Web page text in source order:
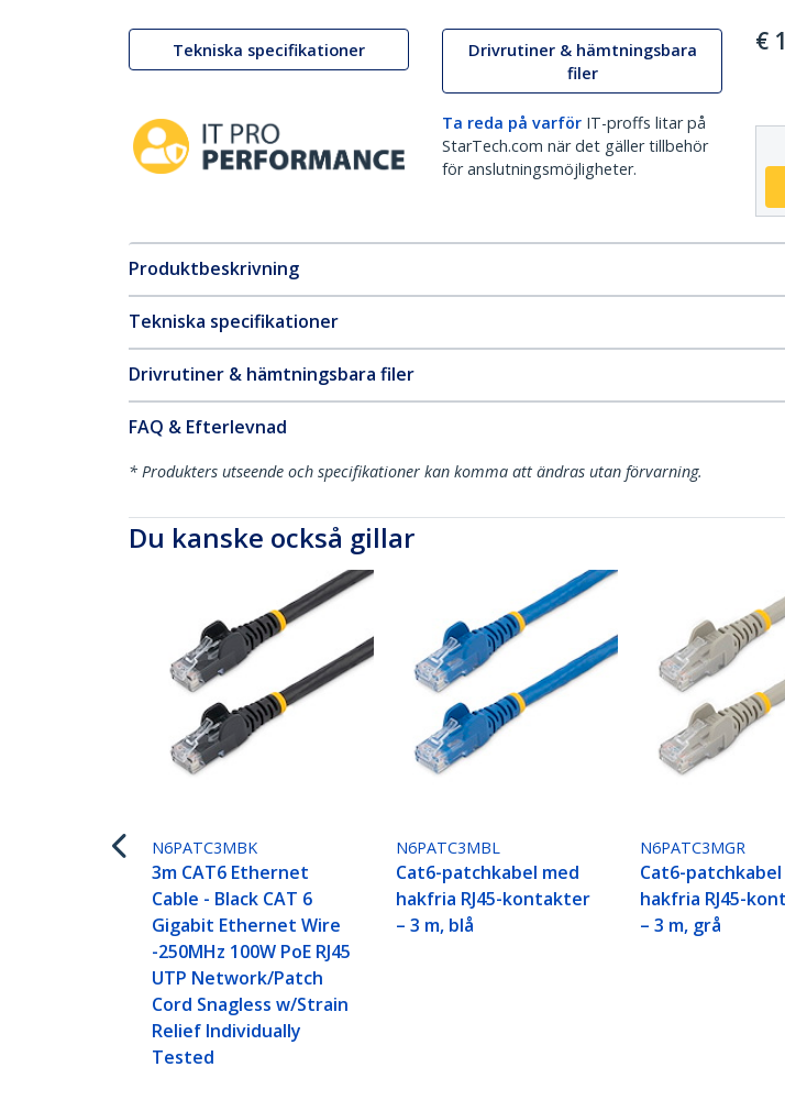
Tekniska specifikationer
Drivrutiner & hämtningsbara
filer
Ta reda på varför IT-proffs litar på
StarTech.com när det gäller tillbehör
för anslutningsmöjligheter.
€
Produktbeskrivning
Tekniska specifikationer
Drivrutiner & hämtningsbara filer
FAQ & Efterlevnad
* Produkters utseende och specifikationer kan komma att ändras utan förvarning.
Du kanske också gillar
N6PATC3MBK
3m CAT6 Ethernet
Cable - Black CAT 6
Gigabit Ethernet Wire
-250MHz 100W PoE RJ45
UTP Network/Patch
Cord Snagless w/Strain
Relief Individually
Tested
N6PATC3MBL
Cat6-patchkabel med
hakfria RJ45-kontakter
– 3 m, blå
N6PATC3MGR
Cat6-patchkabel
hakfria RJ45-
– 3 m, grå